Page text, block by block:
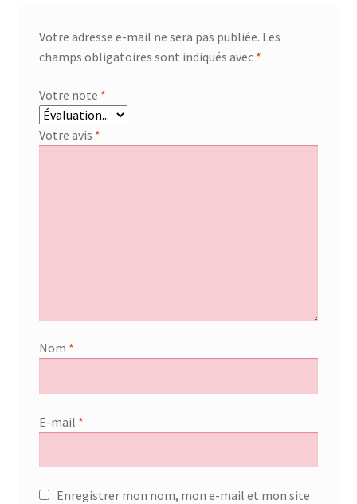
Votre adresse e-mail ne sera pas publiée. Les
champs obligatoires sont indiqués avec *
Votre note *
Votre avis *
Nom *
E-mail *
Enregistrer mon nom, mon e-mail et mon site